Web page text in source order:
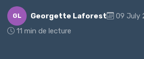
GL Georgette Laforest
09 July
11 min de lecture